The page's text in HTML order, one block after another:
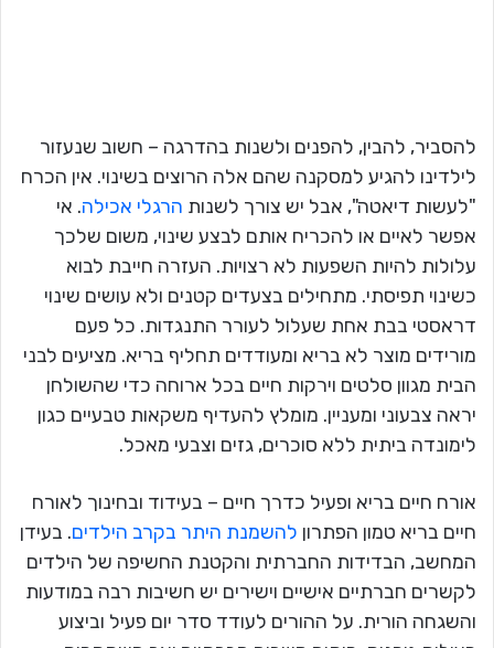
להסביר, להבין, להפנים ולשנות בהדרגה – חשוב שנעזור
לילדינו להגיע למסקנה שהם אלה הרוצים בשינוי. אין הכרח
"לעשות דיאטה", אבל יש צורך לשנות הרגלי אכילה. אי
אפשר לאיים או להכריח אותם לבצע שינוי, משום שלכך
עלולות להיות השפעות לא רצויות. העזרה חייבת לבוא
כשינוי תפיסתי. מתחילים בצעדים קטנים ולא עושים שינוי
דראסטי בבת אחת שעלול לעורר התנגדות. כל פעם
מורידים מוצר לא בריא ומעודדים תחליף בריא. מציעים לבני
הבית מגוון סלטים וירקות חיים בכל ארוחה כדי שהשולחן
יראה צבעוני ומעניין. מומלץ להעדיף משקאות טבעיים כגון
לימונדה ביתית ללא סוכרים, גזים וצבעי מאכל.
אורח חיים בריא ופעיל כדרך חיים – בעידוד ובחינוך לאורח
חיים בריא טמון הפתרון להשמנת היתר בקרב הילדים. בעידן
המחשב, הבדידות החברתית והקטנת החשיפה של הילדים
לקשרים חברתיים אישיים וישירים יש חשיבות רבה במודעות
והשגחה הורית. על ההורים לעודד סדר יום פעיל וביצוע